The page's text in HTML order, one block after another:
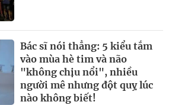
Bác sĩ nói thẳng: 5 kiểu tắm
vào mùa hè tim và não
"không chịu nổi", nhiều
người mê nhưng đột quỵ lúc
nào không biết!